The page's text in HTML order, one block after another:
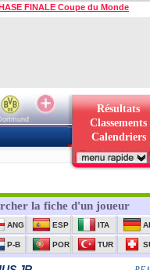
FINALE Coupe du Monde
Résultats
Classements
Calendriers